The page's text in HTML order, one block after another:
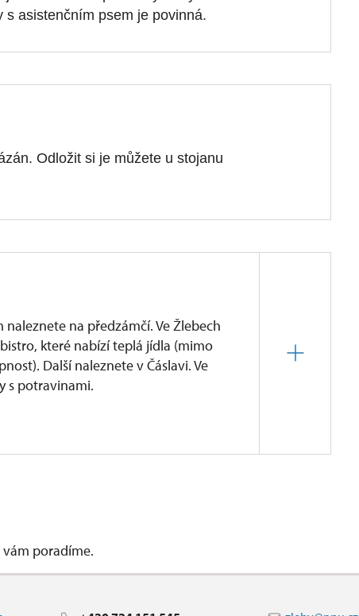
asistenčním psem je povinná.
Odložit si je můžete u stojanu
na předzámčí. Ve Žlebech
které nabízí teplá jídla (mimo
Další naleznete v Čáslavi. Ve
s potravinami.
kavárny je kryté posezení, zároveň je možné si
a okolní krajinu.
teplého stravování. Nabídka je zaměřena
vám poradíme.